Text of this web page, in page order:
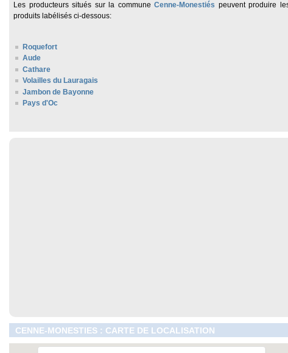
Les producteurs situés sur la communeCenne-Monestiés peuvent produire
produits labélisés ci-dessous:
Roquefort
Aude
Cathare
Volailles du Lauragais
Jambon de Bayonne
Pays d'Oc
CENNE-MONESTIES : CARTE DE LOCALISATION